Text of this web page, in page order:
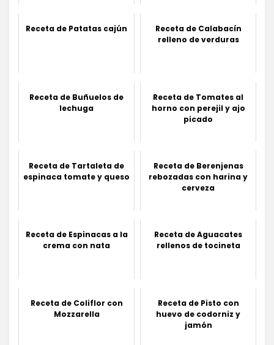
Receta de Patatas cajún
Receta de Calabacín
relleno de verduras
Receta de Buñuelos de
lechuga
Receta de Tomates al
horno con perejil y ajo
picado
Receta de Tartaleta de
espinaca tomate y queso
Receta de Berenjenas
rebozadas con harina y
cerveza
Receta de Espinacas a la
crema con nata
Receta de Aguacates
rellenos de tocineta
Receta de Coliflor con
Mozzarella
Receta de Pisto con
huevo de codorniz y
jamón